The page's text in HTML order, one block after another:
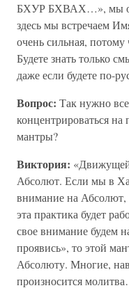
БХУР БХВАХ…», мы
здесь мы встречаем
очень сильная, потому
Будете знать только
даже если будете по-
Вопрос: Так нужно
концентрироваться
мантры?
Виктория:
Абсолют. Если мы в
внимание на Абсолют,
эта практика будет
свое внимание будем
проявись», то этой
Абсолюту. Многие,
произносится